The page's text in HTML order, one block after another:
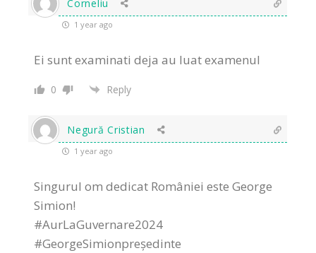
Corneliu
1 year ago
Ei sunt examinati deja au luat examenul
0 Reply
Negură Cristian
1 year ago
Singurul om dedicat României este George
Simion!
#AurLaGuvernare2024
#GeorgeSimionpreședinte